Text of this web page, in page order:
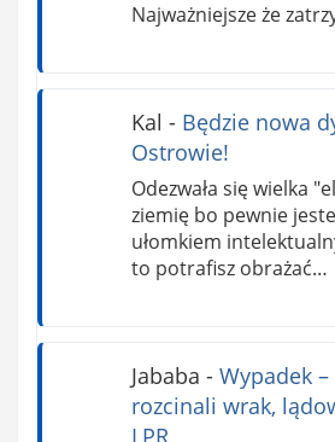
Najważniejsze że
Kal - Będzie nowa
Ostrowie!
Odezwała się wielka
ziemię bo pewnie
ułomkiem
to potrafisz obrażać…
Jababa - Wypadek
rozcinali wrak,
LPR